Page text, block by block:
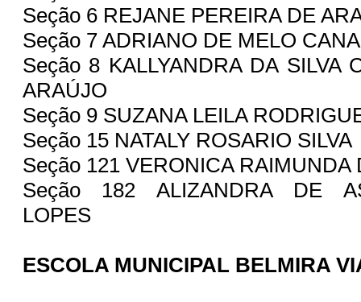
Seção 6 REJANE PEREIRA DE
Seção 7 ADRIANO DE MELO
Seção 8 KALLYANDRA DA SILVA
ARAÚJO
Seção 9 SUZANA LEILA
Seção 15 NATALY ROSARIO SILVA
Seção 121 VERONICA RAIMUNDA
Seção 182 ALIZANDRA DE
LOPES
ESCOLA MUNICIPAL BELMIRA